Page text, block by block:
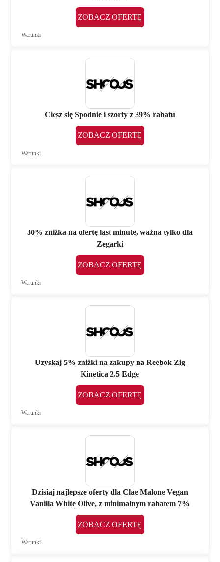
ZOBACZ OFERTĘ
Warunki
Ciesz się Spodnie i szorty z 39% rabatu
ZOBACZ OFERTĘ
Warunki
30% zniżka na ofertę last minute, ważna tylko dla
Zegarki
ZOBACZ OFERTĘ
Warunki
Uzyskaj 5% zniżki na zakupy na Reebok Zig
Kinetica 2.5 Edge
ZOBACZ OFERTĘ
Warunki
Dzisiaj najlepsze oferty dla Clae Malone Vegan
Vanilla White Olive, z minimalnym rabatem 7%
ZOBACZ OFERTĘ
Warunki